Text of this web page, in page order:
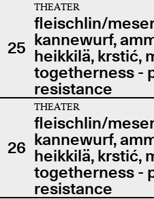
25
THEATER
fleischlin/
kannewurf,
heikkilä, krstić,
togetherness -
resistance
26
THEATER
fleischlin/
kannewurf,
heikkilä, krstić,
togetherness -
resistance